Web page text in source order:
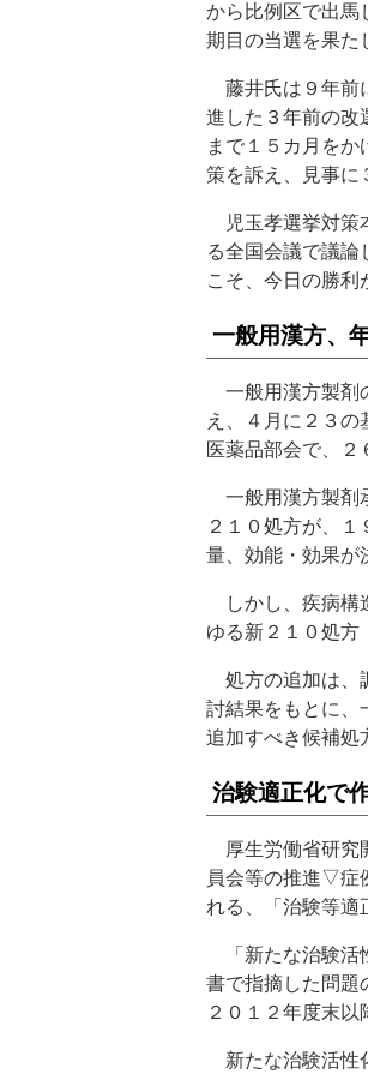
から比例区で出馬
期目の当選を果た
藤井氏は９年前
進した３年前の改
まで１５カ月を
策を訴え、見事に
児玉孝選挙対策
る全国会議で議論
こそ、今日の勝利
一般用漢方、
一般用漢方製剤
え、４月に２３
医薬品部会で、２
一般用漢方製剤
２１０処方が、
量、効能・効果が
しかし、疾病構
ゆる新２１０処方
処方の追加は、
討結果をもとに、
追加すべき候補処
治験適正化で
厚生労働省研究
員会等の推進▽症
れる、「治験等適
「新たな治験活
書で指摘した問題
２０１２年度末以
新たな治験活性